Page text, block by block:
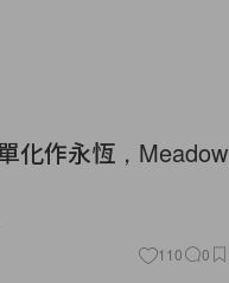
化作永恆，Meadow
110 0